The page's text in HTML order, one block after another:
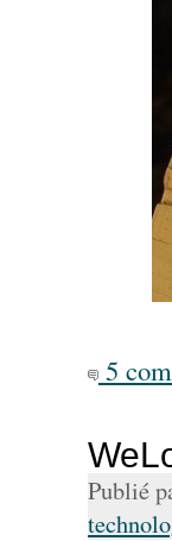
5
Publié